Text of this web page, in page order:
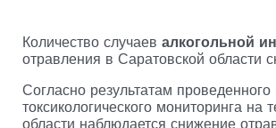
Количество случаев алкогольной
отравления в Саратовской области
Согласно результатам
токсикологического мониторинга на
области наблюдается снижение